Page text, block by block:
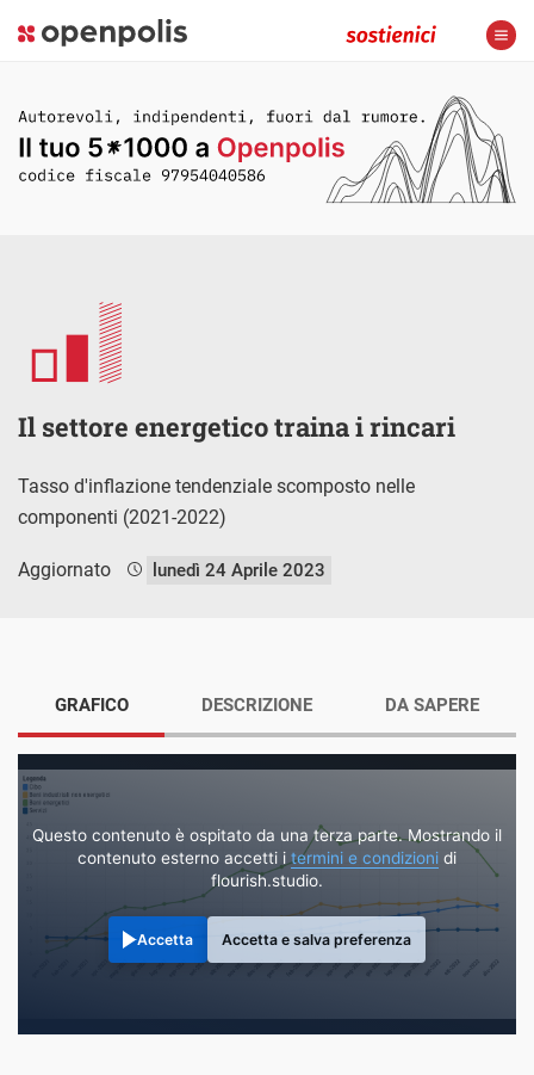
Il settore energetico traina i rincari
Tasso d'inflazione tendenziale scomposto nelle
componenti (2021-2022)
Aggiornato lunedì 24 Aprile 2023
GRAFICO
Questo contenuto è ospitato da una terza parte. Mostrando il
contenuto esterno accetti i termini e condizioni di
flourish.studio.
Accetta Accetta e salva preferenza
DESCRIZIONE DA SAPERE